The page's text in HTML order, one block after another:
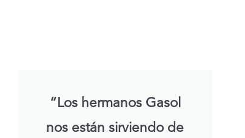
“Los hermanos Gasol
nos están sirviendo de